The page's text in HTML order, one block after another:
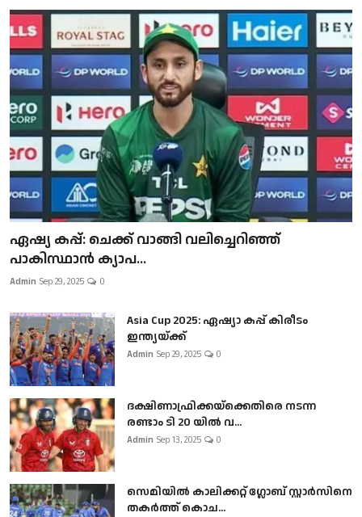
ഏഷ്യ കപ്പ്: ചെക്ക് വാങ്ങി വലിച്ചെറിഞ്ഞ്
പാകിസ്ഥാൻ ക്യാപ...
Admin Sep 29, 2025 0
Asia Cup 2025: ഏഷ്യാ കപ്പ് കിരീടം
ഇന്ത്യയ്ക്ക്
Admin Sep 29, 2025 0
ദക്ഷിണാഫ്രിക്കയ്‌ക്കെതിരെ നടന്ന
രണ്ടാം ടി 20 യിൽ വ...
Admin Sep 13, 2025 0
സെമിയിൽ കാലിക്കറ്റ് ഗ്ലോബ് സ്റ്റാർസിനെ
തകർത്ത് കൊച...